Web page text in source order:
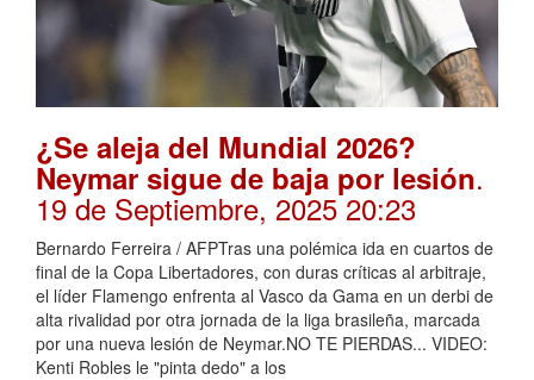
¿Se aleja del Mundial 2026?
Neymar sigue de baja por lesión.
19 de Septiembre, 2025 20:23
Bernardo Ferreira / AFPTras una polémica ida en cuartos de
final de la Copa Libertadores, con duras críticas al arbitraje,
el líder Flamengo enfrenta al Vasco da Gama en un derbi de
alta rivalidad por otra jornada de la liga brasileña, marcada
por una nueva lesión de Neymar.NO TE PIERDAS... VIDEO:
Kenti Robles le "pinta dedo" a los